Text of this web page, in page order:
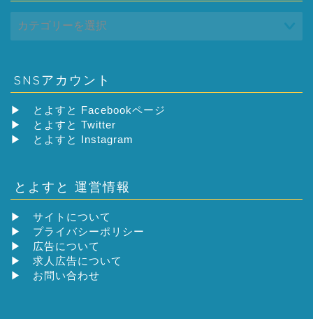
SNSアカウント
▶
とよすと Facebookページ
▶
とよすと Twitter
▶
とよすと Instagram
とよすと 運営情報
▶ サイトについて
▶ プライバシーポリシー
▶ 広告について
▶ 求人広告について
▶ お問い合わせ